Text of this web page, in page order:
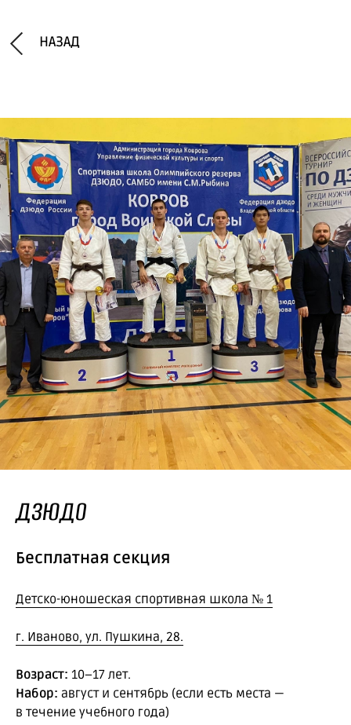
НАЗАД
ДЗЮДО
Бесплатная секция
Детско-юношеская спортивная школа № 1
г. Иваново, ул. Пушкина, 28.
Возраст: 10−17 лет.
Набор: август и сентябрь (если есть места —
в течение учебного года)